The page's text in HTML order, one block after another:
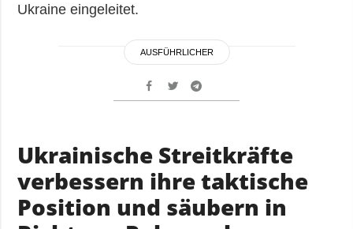
Ukraine eingeleitet.
AUSFÜHRLICHER
Ukrainische Streitkräfte
verbessern ihre taktische
Position und säubern in